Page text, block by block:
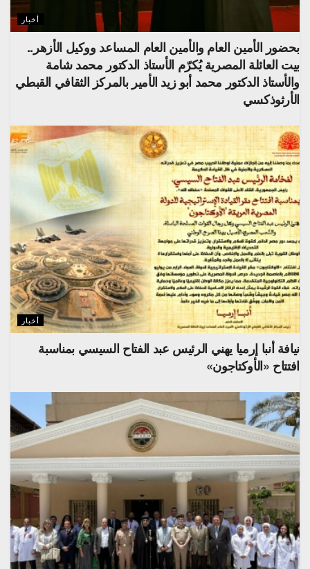
أخبار
بحضور الأمين العام والأمين العام المساعد ووكيل الأزهر..
بيت العائلة المصرية يُكرّم الأستاذ الدكتور محمد شامة
والأستاذ الدكتور محمد أبو زيد الأمير بالمركز الثقافي القبطي
الأرثوذكسي
أخبار
نيافة أنبا إرميا يهني الرئيس عبد الفتاح السيسي بمناسبة
افتتاح «الأوكتاجون»